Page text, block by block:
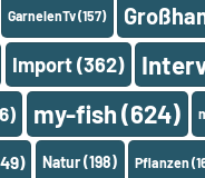
GarnelenTv(157)
Import(362)
my-fish(624)
Natur(198) Pflanzen